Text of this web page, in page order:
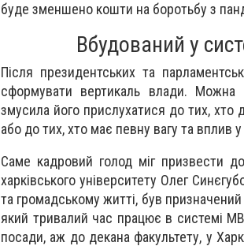
буде зменшено кошти на боротьбу з
Вбудований у
Після президентських та
сформувати вертикаль влади.
змусила його прислухатися до тих, хто
або до тих, хто має певну вагу та вплив у
Саме кадровий голод міг призвести
харківського університету Олег
та громадському житті, був
який тривалий час працює в системі
посади, аж до декана факультету, у